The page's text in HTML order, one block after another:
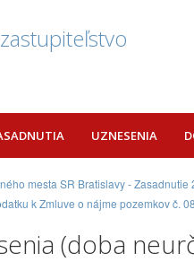
UZNESENIA
mesta SR Bratislavy - Zasadnutie
k Zmluve o nájme pozemkov č.
(doba